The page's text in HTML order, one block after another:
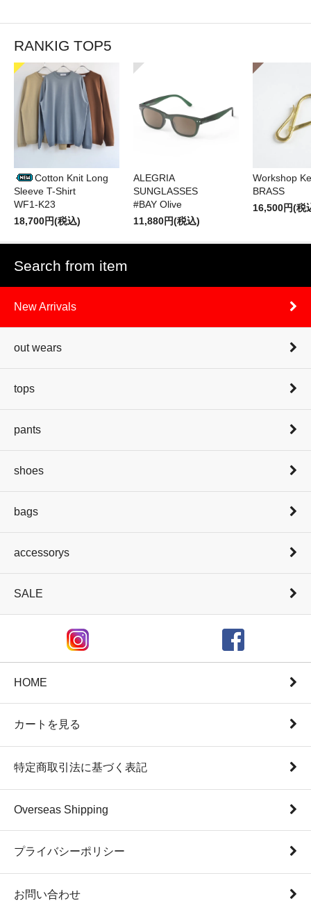
RANKIG TOP5
Cotton Knit Long
Sleeve T-Shirt
WF1-K23
18,700円(税込)
ALEGRIA
SUNGLASSES
#BAY Olive
11,880円(税込)
Workshop
BRASS
16,500円(税
Search from item
New Arrivals
out wears
tops
pants
shoes
bags
accessorys
SALE
HOME
カートを見る
特定商取引法に基づく表記
Overseas Shipping
プライバシーポリシー
お問い合わせ